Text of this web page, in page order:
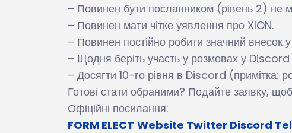
– Повинен бути посланником (рівень 2) не
– Повинен мати чітке уявлення про XION.
– Повинен постійно робити значний внесок
– Щодня беріть участь у розмовах у
– Досягти 10-го рівня в Discord (примітка:
Готові стати обраними? Подайте заявку,
Офіційні посилання:
FORM ELECT Website Twitter Discord